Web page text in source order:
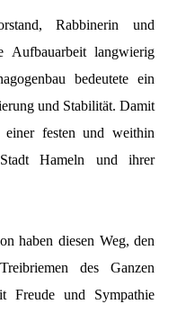
Rabbinerin und
Aufbauarbeit langwierig
bedeutete ein
und Stabilität. Damit
festen und weithin
Hameln und ihrer
haben diesen Weg, den
des Ganzen
Freude und Sympathie